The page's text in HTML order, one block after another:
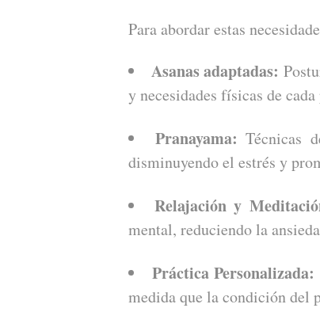
Para abordar estas
Asanas adaptadas:
y necesidades físicas de cada
Pranayama: Técnicas
disminuyendo el estrés y
Relajación y
mental, reduciendo la
Práctica Personalizada:
medida que la condición del